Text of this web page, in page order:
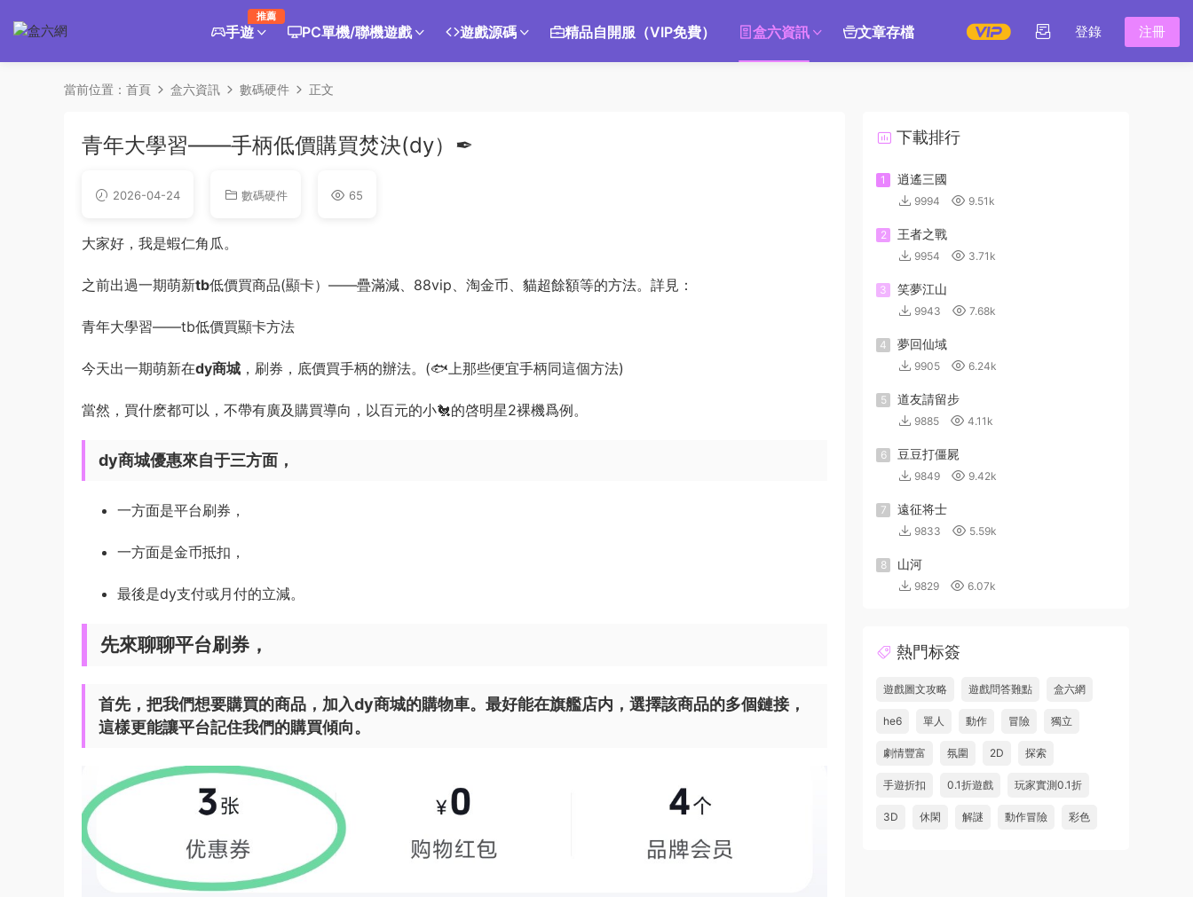
手遊
推薦
PC單機/聯機遊戲 遊戲源碼 精品自開服（VIP免費） 盒六資訊 文章存檔 登錄 注冊
當前位置： 首頁 盒六資訊 數碼硬件 正文
青年大學習——手柄低價購買焚決(dy）✒
2026-04-24 數碼硬件 65
大家好，我是蝦仁角瓜。
之前出過一期萌新tb低價買商品(顯卡）——疊滿減、88vip、淘金币、貓超餘額等的方法。詳見：
青年大學習——tb低價買顯卡方法
今天出一期萌新在dy商城 ，刷券，底價買手柄的辦法。(🐟上那些便宜手柄同這個方法)
當然，買什麽都可以，不帶有廣及購買導向，以百元的小🐔的啓明星2裸機爲例。
dy商城優惠來自于三方面，
一方面是平台刷券，
一方面是金币抵扣，
最後是dy支付或月付的立減。
先來聊聊平台刷券，
首先，把我們想要購買的商品，加入dy商城的購物車。最好能在旗艦店内，選擇該商品的多個鏈接，
這樣更能讓平台記住我們的購買傾向。
下載排行
1 逍遙三國
9994 9.51k
2 王者之戰
9954 3.71k
3 笑夢江山
9943 7.68k
4 夢回仙域
9905 6.24k
5 道友請留步
9885 4.11k
6 豆豆打僵屍
9849 9.42k
7 遠征将士
9833 5.59k
8 山河
9829 6.07k
熱門标簽
遊戲圖文攻略 遊戲問答難點 盒六網
he6 單人 動作 冒險 獨立
劇情豐富 氛圍 2D 探索
手遊折扣 0.1折遊戲 玩家實測0.1折
3D 休閑 解謎 動作冒險 彩色